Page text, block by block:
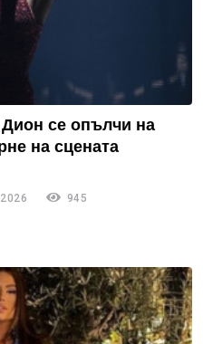
се опълчи на
на сцената
945